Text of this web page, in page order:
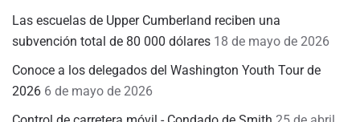
Las escuelas de Upper Cumberland reciben una
subvención total de 80 000 dólares 18 de mayo de 2026
Conoce a los delegados del Washington Youth Tour de
2026 6 de mayo de 2026